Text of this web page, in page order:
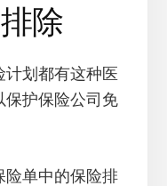
除
计划都有这种医
保护保险公司免
险单中的保险排